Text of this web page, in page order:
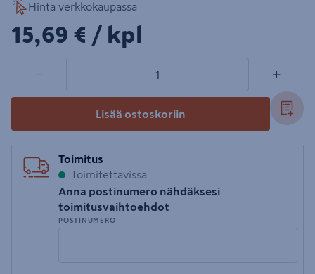
Hinta verkkokaupassa
15,69€/kpl
15,69 € / kpl
− +
Lisää ostoskoriin
Toimitus
Toimitettavissa
Anna postinumero nähdäksesi
toimitusvaihtoehdot
POSTINUMERO